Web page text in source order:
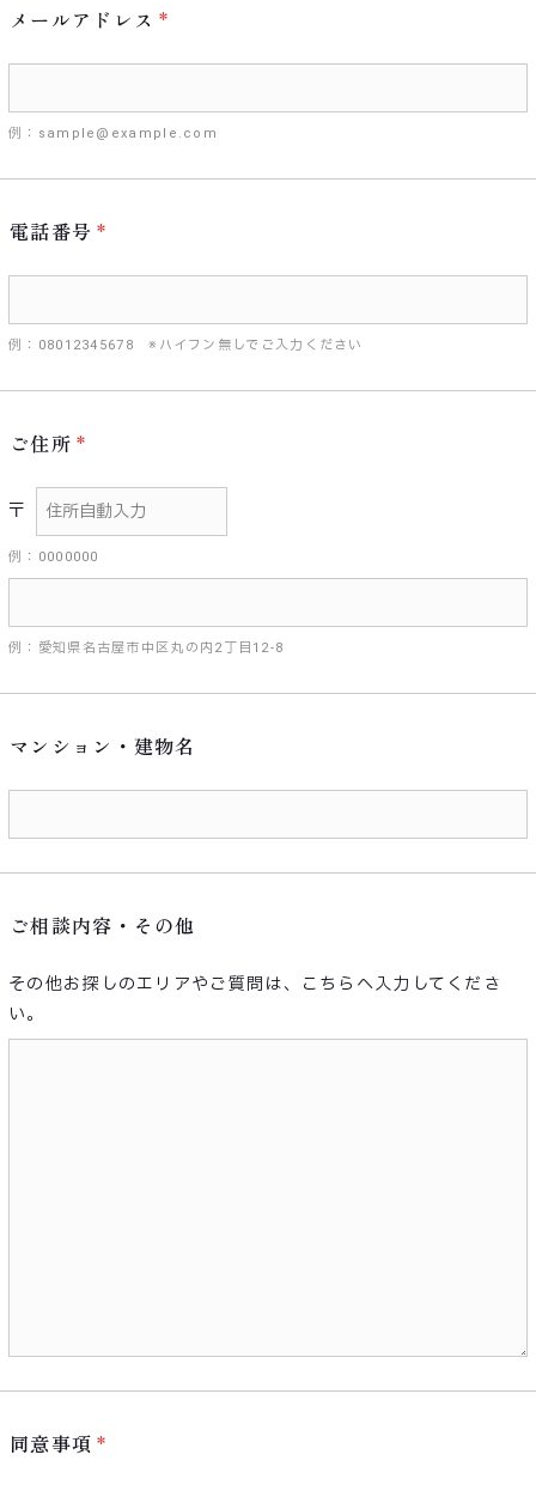
メールアドレス
例：sample@example.com
電話番号
例：08012345678 ※ハイフン無しでご入力ください
ご住所
〒
例：0000000
例：愛知県名古屋市中区丸の内2丁目12-8
マンション・建物名
ご相談内容・その他
その他お探しのエリアやご質問は、こちらへ入力してくださ
い。
同意事項